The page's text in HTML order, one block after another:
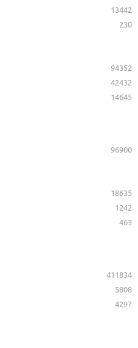
13442
230
94352
42432
14645
96900
18635
1242
463
411834
5808
4297